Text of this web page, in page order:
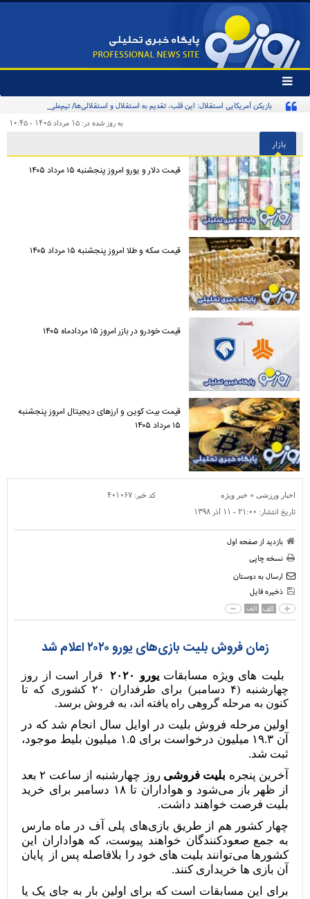
تغییر
وضعیت
منوی
ها
بازیکن آمریکایی استقلال: این قلب، تقدیم به استقلال و استقلالی‌ها/ تیم‌ملی ایران پیشنهاد
به روز شده در: ۱۵ مرداد ۱۴۰۵ - ۱۰:۴۵
بازار
قیمت دلار و یورو امروز پنجشنبه ۱۵ مرداد ۱۴۰۵
قیمت سکه و طلا امروز پنجشنبه ۱۵ مرداد ۱۴۰۵
قیمت خودرو در بازر امروز ۱۵ مردادماه ۱۴۰۵
قیمت بیت کوین و ارز‌های دیجیتال امروز پنجشنبه
۱۵ مرداد ۱۴۰۵
اخبار ورزشی » خبر ویژه کد خبر: ۴۰۱۰۶۷
تاریخ انتشار: ۲۱:۰۰ - ۱۱ آذر ۱۳۹۸
بازدید از صفحه اول
نسخه چاپی
ارسال به دوستان
ذخیره فایل
الف الف
زمان فروش بلیت بازی‌های یورو ۲۰۲۰ اعلام شد
بلیت های ویژه مسابقات یورو
قرار است از روز
چهارشنبه (۴ دسامبر) برای طرفداران ۲۰ کشوری که تا
کنون به مرحله گروهی راه یافته اند، به فروش برسد.
اولین مرحله فروش بلیت در اوایل سال انجام شد که در
آن ۱۹.۳ میلیون درخواست برای ۱.۵ میلیون بلیط موجود،
ثبت شد.
آخرین پنجره بلیت فروشی
روز چهارشنبه از ساعت ۲ بعد
از ظهر باز می‌شود و هواداران تا ۱۸ دسامبر برای خرید
بلیت فرصت خواهند داشت.
چهار کشور هم از طریق بازی‌های پلی آف در ماه مارس
به جمع صعودکنندگان خواهند پیوست، که هواداران این
کشور‌ها می‌توانند بلیت های خود را بلافاصله پس از پایان
آن بازی ها خریداری کنند.
برای این مسابقات است که برای اولین بار به جای یک یا